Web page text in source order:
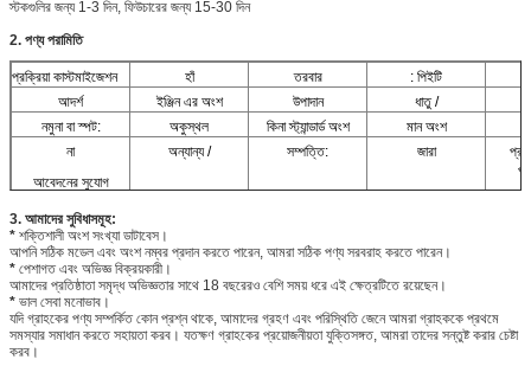
স্টকগুলির জন্য 1-3 দিন, ফিউচারের জন্য 15-30 দিন
2. পণ্য পরামিতি
প্রক্রিয়া কাস্টমাইজেশন হাঁ তরবার
: পিইটি
আদর্শ
ইঞ্জিন এর অংশ উপাদান ধাতু /
নমুনা বা স্পট:
অকুস্থল কিনাস্ট্যান্ডার্ড অংশ মান অংশ
না
আবেদনের সুযোগ
অন্যান্য / সম্পত্তি: জারা
3. আমাদের সুবিধাসমূহ:
* শক্তিশালী অংশ সংখ্যা ডাটাবেস।
আপনি সঠিক মডেল এবং অংশ নম্বর প্রদান করতে পারেন, আমরা সঠিক পণ্য সরবরাহ করতে পারেন।
* পেশাগত এবং অভিজ্ঞ বিক্রয়কারী।
আমাদের প্রতিষ্ঠাতা সমৃদ্ধ অভিজ্ঞতার সাথে 18 বছরেরও বেশি সময় ধরে এই ক্ষেত্রটিতে রয়েছেন।
* ভাল সেবা মনোভাব।
যদি গ্রাহকের পণ্য সম্পর্কিত কোন প্রশ্ন থাকে, আমাদের গ্রহণ এবং পরিস্থিতি জেনে আমরা গ্রাহককে প্রথমে
সমস্যার সমাধান করতে সহায়তা করব। যতক্ষণ গ্রাহকের প্রয়োজনীয়তা যুক্তিসঙ্গত, আমরা তাদের সন্তুষ্ট করার চেষ্টা
করব।